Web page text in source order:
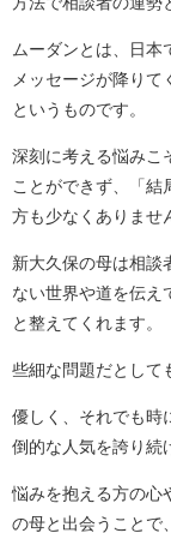
ムーダンとは、日
メッセージが降り
というものです。
深刻に考える悩みこ
ことができず、「結
方も少なくありませ
新大久保の母は相談
ない世界や道を伝え
と整えてくれます。
些細な問題だとして
優しく、それでも時
倒的な人気を誇り続
悩みを抱える方の心
の母と出会うことで